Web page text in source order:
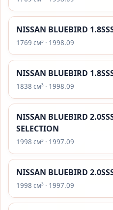
NISSAN BLUEBIRD
1769 см³ · 1998.09
NISSAN BLUEBIRD
1838 см³ · 1998.09
NISSAN BLUEBIRD
SELECTION
1998 см³ · 1997.09
NISSAN BLUEBIRD
1998 см³ · 1997.09